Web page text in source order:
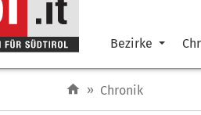
Bezirke
» Chronik